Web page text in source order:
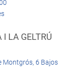
I LA GELTRÚ
Montgrós, 6 Bajos